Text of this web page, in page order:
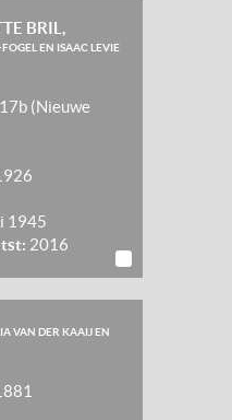
BRIL,
EN ISAAC LEVIE
(Nieuwe
1945
2016
VAN DER KAAIJ EN